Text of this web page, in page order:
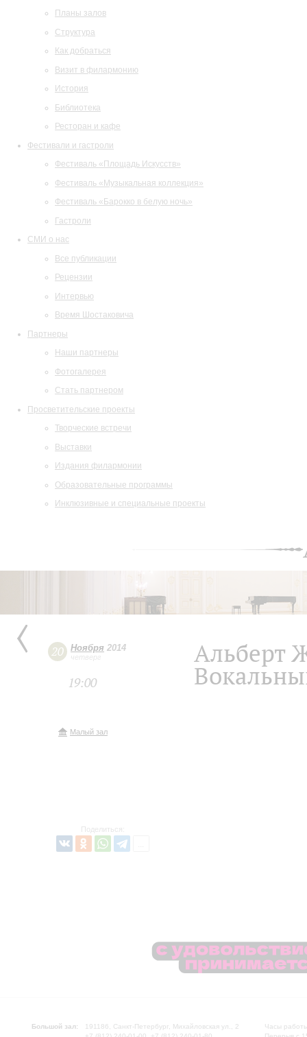
Планы залов
Структура
Как добраться
Визит в филармонию
История
Библиотека
Ресторан и кафе
Фестивали и гастроли
Фестиваль «Площадь Искусств»
Фестиваль «Музыкальная коллекция»
Фестиваль «Барокко в белую ночь»
Гастроли
СМИ о нас
Все публикации
Рецензии
Интервью
Время Шостаковича
Партнеры
Наши партнеры
Фотогалерея
Стать партнером
Просветительские проекты
Творческие встречи
Выставки
Издания филармонии
Образовательные программы
Инклюзивные и специальные проекты
20 Ноября 2014
четверг
19:00
Малый зал
Поделиться:
Альберт
Большой зал:
191186, Санкт-Петербург, Михайловская ул., 2
Часы